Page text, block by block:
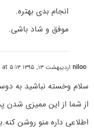
انجام بدی بهتره.
موفق و شاد باشی.
nilooاردیبهشت ۱۳, ۱۳۹۵ at ۵:۱۳ ب٫ظ
سلام وخسته نباشید به
از شما از این ممیزی شدن
اطلاعی داره منو روشن